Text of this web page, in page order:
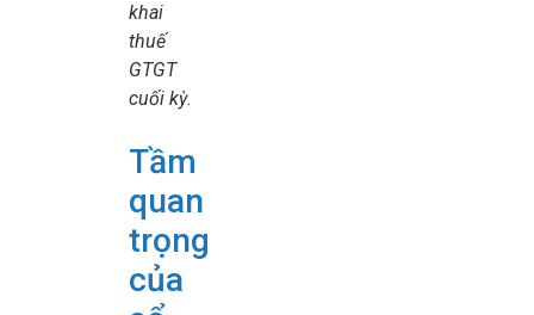
khai
thuế
GTGT
cuối kỳ.
Tầm
quan
trọng
của